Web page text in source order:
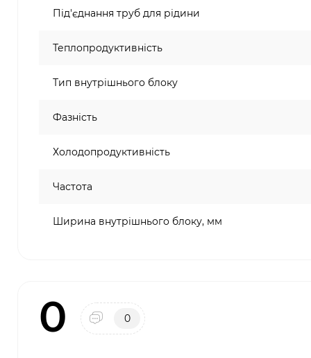
Під'єднання труб для рідини
Теплопродуктивність
Тип внутрішнього блоку
Фазність
Холодопродуктивність
Частота
Ширина внутрішнього блоку, мм
0 0